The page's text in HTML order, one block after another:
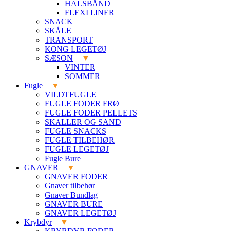
HALSBÅND
FLEXI LINER
SNACK
SKÅLE
TRANSPORT
KONG LEGETØJ
SÆSON
VINTER
SOMMER
Fugle
VILDTFUGLE
FUGLE FODER FRØ
FUGLE FODER PELLETS
SKALLER OG SAND
FUGLE SNACKS
FUGLE TILBEHØR
FUGLE LEGETØJ
Fugle Bure
GNAVER
GNAVER FODER
Gnaver tilbehør
Gnaver Bundlag
GNAVER BURE
GNAVER LEGETØJ
Krybdyr